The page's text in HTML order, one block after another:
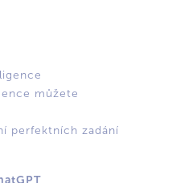
můžete
perfektních zadání